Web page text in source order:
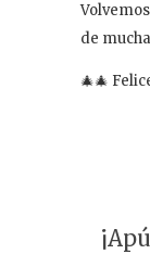
de
🎄🎄